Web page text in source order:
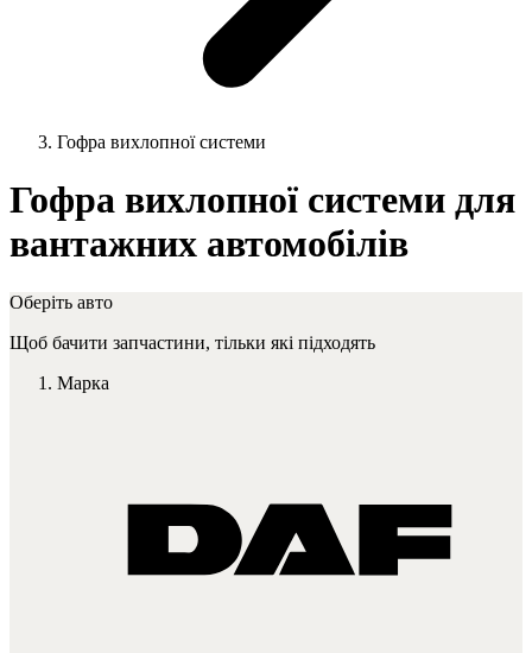
Гофра вихлопної системи
Гофра вихлопної системи для
вантажних автомобілів
Оберіть авто
Щоб бачити запчастини, тільки які підходять
Марка